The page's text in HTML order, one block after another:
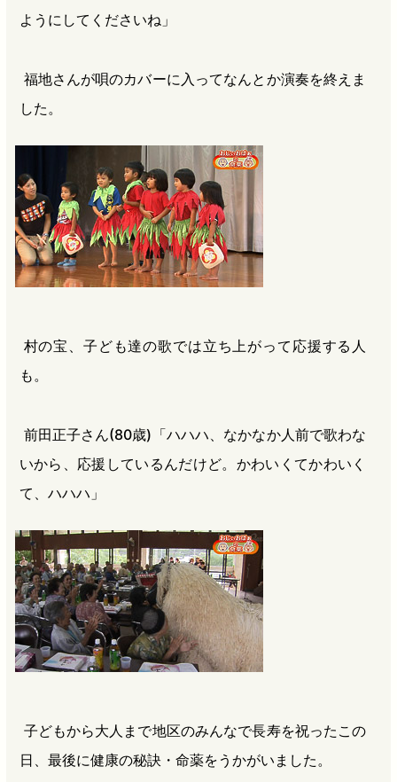
ようにしてくださいね」
福地さんが唄のカバーに入ってなんとか演奏を終えま
した。
村の宝、子ども達の歌では立ち上がって応援する人
も。
前田正子さん(80歳)「ハハハ、なかなか人前で歌わな
いから、応援しているんだけど。かわいくてかわいく
て、ハハハ」
子どもから大人まで地区のみんなで長寿を祝ったこの
日、最後に健康の秘訣・命薬をうかがいました。